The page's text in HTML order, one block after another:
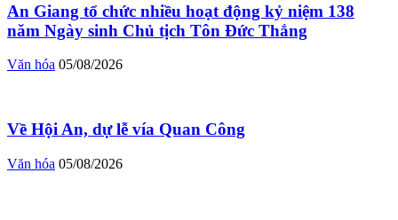
An Giang tổ chức nhiều hoạt động kỷ niệm 138
năm Ngày sinh Chủ tịch Tôn Đức Thắng
Văn hóa 05/08/2026
Về Hội An, dự lễ vía Quan Công
Văn hóa 05/08/2026